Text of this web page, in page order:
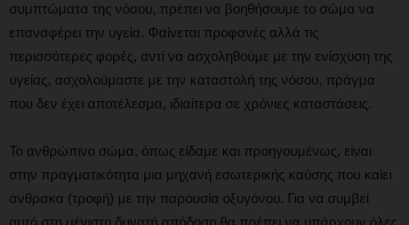
συμπτώματα της νόσου, πρέπει να βοηθήσουμε το σώμα να
επαναφέρει την υγεία. Φαίνεται προφανές αλλά τις
περισσότερες φορές, αντί να ασχοληθούμε με την ενίσχυση της
υγείας, ασχολούμαστε με την καταστολή της νόσου, πράγμα
που δεν έχει αποτέλεσμα, ιδιαίτερα σε χρόνιες καταστάσεις.
Το ανθρώπινο σώμα, όπως είδαμε και προηγουμένως, είναι
στην πραγματικότητα μια μηχανή εσωτερικής καύσης που καίει
άνθρακα (τροφή) με την παρουσία οξυγόνου. Για να συμβεί
αυτό στη μέγιστη δυνατή απόδοση θα πρέπει να υπάρχουν όλες